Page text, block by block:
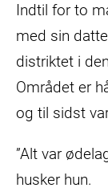
Indtil for to
med sin
distriktet i
Området er
og til sidst
”Alt var
husker hun.